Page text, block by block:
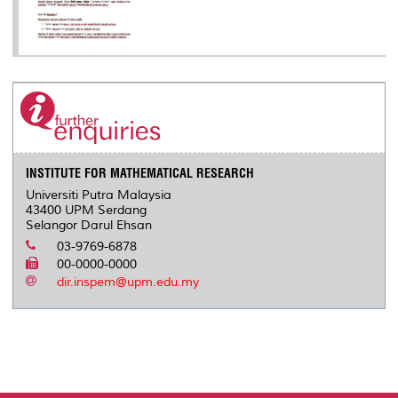
INSTITUTE FOR MATHEMATICAL RESEARCH
Universiti Putra Malaysia
43400 UPM Serdang
Selangor Darul Ehsan
03-9769-6878
00-0000-0000
dir.inspem@upm.edu.my